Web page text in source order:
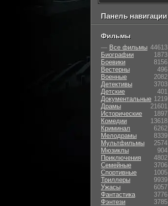
Панель навигации
Фильмы
— Все фильмы 44613
Биографии
1873
Боевики
8156
Вестерны
496
Военные
2082
Детективы
3703
Детские
401
Документальные 1219
Драмы
21601
Исторические
1897
Комедии
13618
Криминал
6262
Мелодрамы
8339
Мультфильмы
2574
Мюзиклы
904
Приключения
4802
Семейные
3706
Cпортивные
1005
Триллеры
9939
Ужасы
6057
Фантастика
3776
Фэнтези
3785